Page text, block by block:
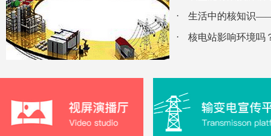
·
生活中的核知识
·
核电站影响环境吗